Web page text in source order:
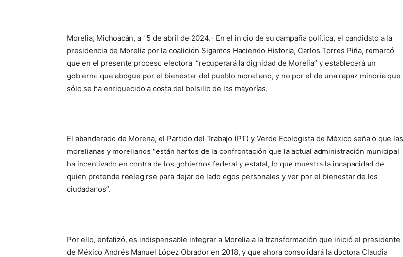
Morelia, Michoacán, a 15 de abril de 2024.- En el inicio de su campaña política, el candidato a la
presidencia de Morelia por la coalición Sigamos Haciendo Historia, Carlos Torres Piña, remarcó
que en el presente proceso electoral “recuperará la dignidad de Morelia” y establecerá un
gobierno que abogue por el bienestar del pueblo moreliano, y no por el de una rapaz minoría que
sólo se ha enriquecido a costa del bolsillo de las mayorías.
El abanderado de Morena, el Partido del Trabajo (PT) y Verde Ecologista de México señaló que las
morelianas y morelianos “están hartos de la confrontación que la actual administración municipal
ha incentivado en contra de los gobiernos federal y estatal, lo que muestra la incapacidad de
quien pretende reelegirse para dejar de lado egos personales y ver por el bienestar de los
ciudadanos”.
Por ello, enfatizó, es indispensable integrar a Morelia a la transformación que inició el presidente
de México Andrés Manuel López Obrador en 2018, y que ahora consolidará la doctora Claudia